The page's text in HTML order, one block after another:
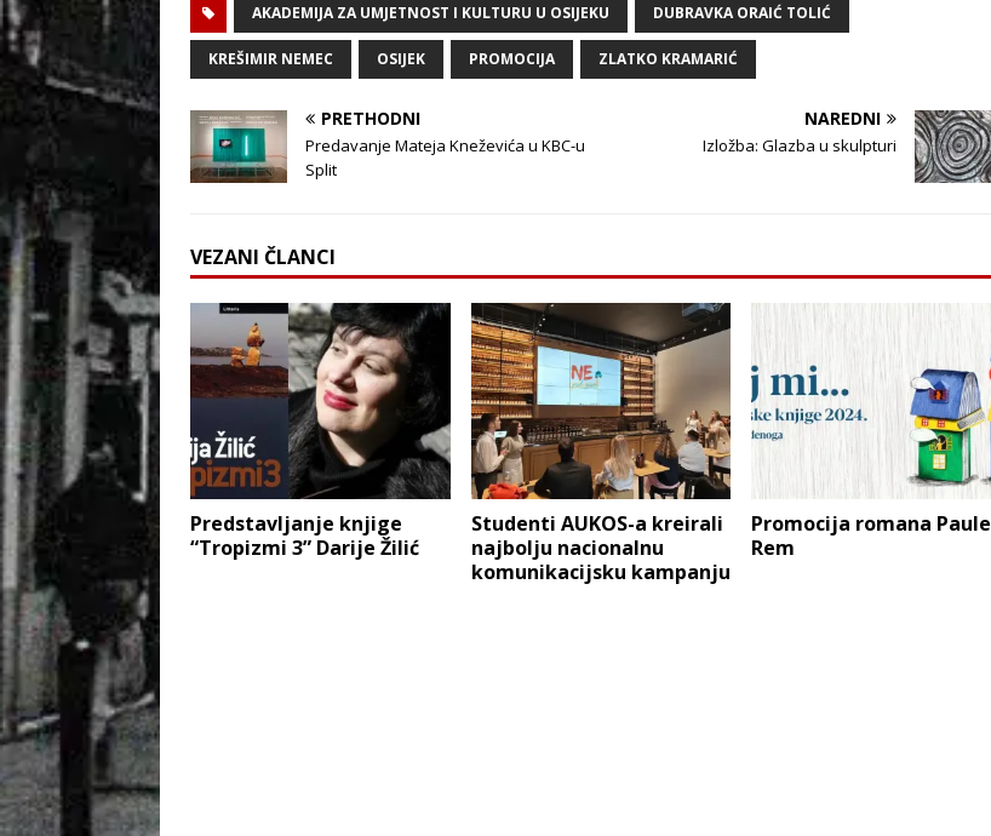
AKADEMIJA ZA UMJETNOST I KULTURU U OSIJEKU DUBRAVKA ORAIĆ TOLIĆ
KREŠIMIR NEMEC OSIJEK PROMOCIJA ZLATKO KRAMARIĆ
PRETHODNI
Predavanje Mateja Kneževića u KBC-u
Split
NAREDNI
Izložba: Glazba u skulpturi
VEZANI ČLANCI
Predstavljanje knjige
“Tropizmi 3” Darije Žilić
Studenti AUKOS-a kreirali
najbolju nacionalnu
komunikacijsku kampanju
Promocija romana Paule
Rem